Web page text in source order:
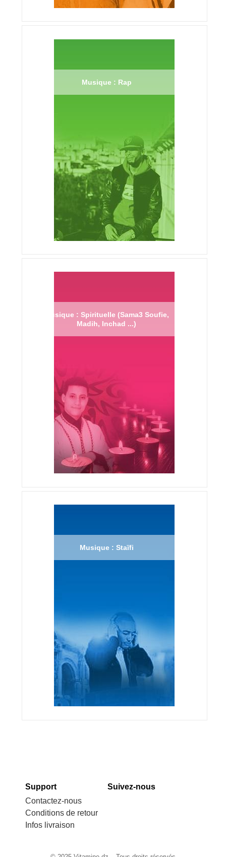
Musique : Rap
Musique : Spirituelle (Sama3 Soufie,
Madih, Inchad ...)
Musique : Staïfi
Support
Contactez-nous
Conditions de retour
Infos livraison
Suivez-nous